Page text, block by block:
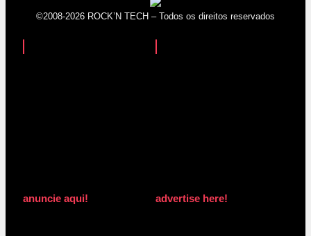
©2008-2026 ROCK’N TECH – Todos os direitos reservados
anuncie aqui! advertise here!